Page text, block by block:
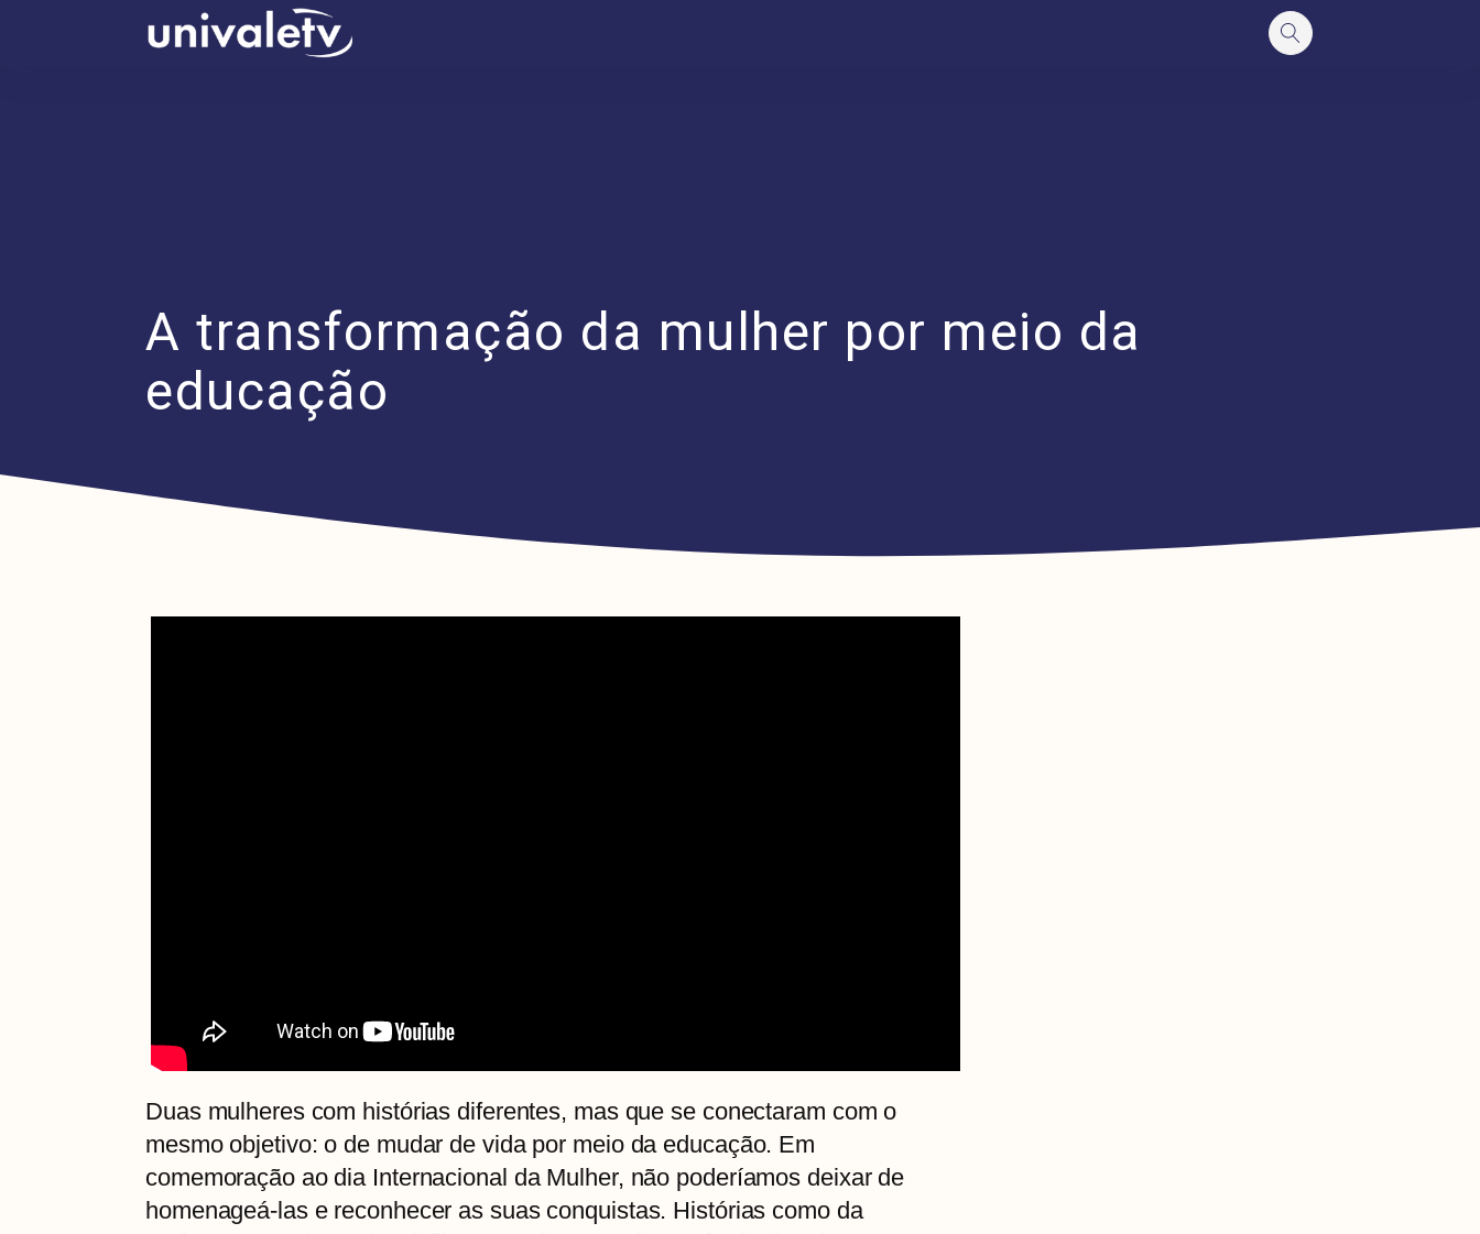
A transformação da mulher por meio da
educação
Duas mulheres com histórias diferentes, mas que se conectaram com o
mesmo objetivo: o de mudar de vida por meio da educação. Em
comemoração ao dia Internacional da Mulher, não poderíamos deixar de
homenageá-las e reconhecer as suas conquistas. Histórias como da